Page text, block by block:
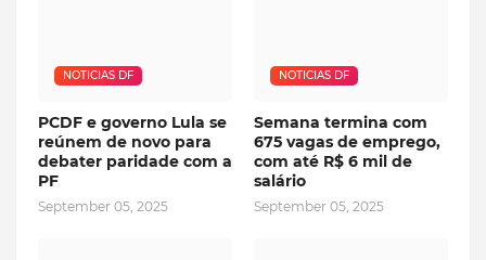
NOTICIAS DF
PCDF e governo Lula se
reúnem de novo para
debater paridade com a
PF
September 05, 2025
NOTICIAS DF
Semana termina com
675 vagas de emprego,
com até R$ 6 mil de
salário
September 05, 2025